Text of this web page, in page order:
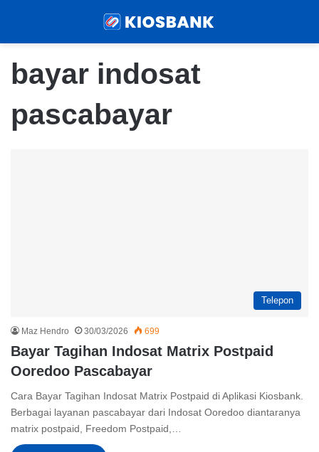
bayar indosat
pascabayar
Telepon
Maz Hendro 30/03/2026 699
Bayar Tagihan Indosat Matrix Postpaid
Ooredoo Pascabayar
Cara Bayar Tagihan Indosat Matrix Postpaid di Aplikasi Kiosbank.
Berbagai layanan pascabayar dari Indosat Ooredoo diantaranya
matrix postpaid, Freedom Postpaid,…